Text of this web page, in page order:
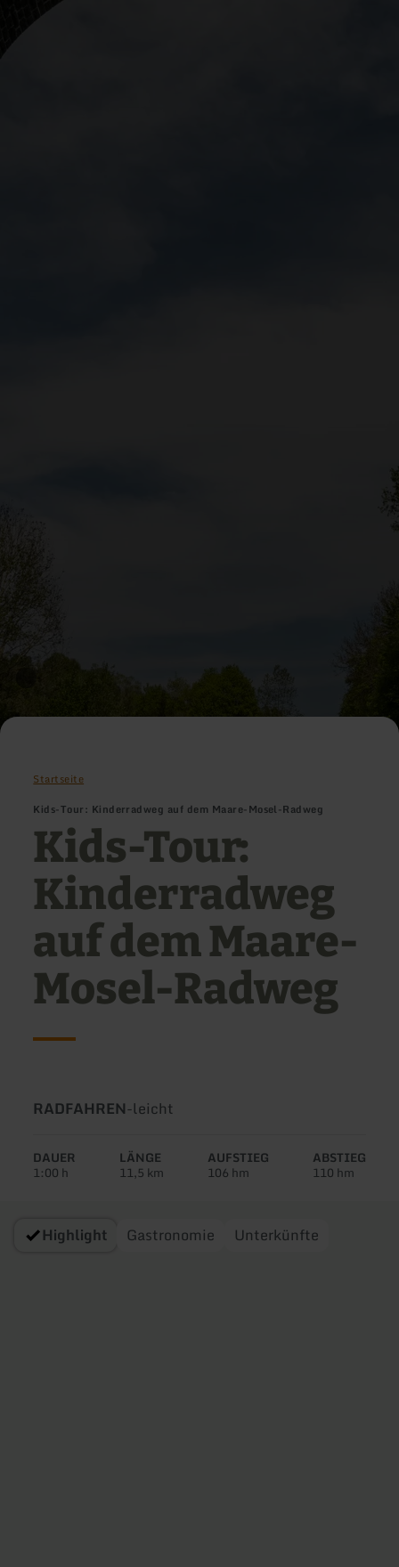
Startseite
Kids-Tour: Kinderradweg auf dem Maare-Mosel-Radweg
Kids-Tour:
Kinderradweg
auf dem Maare-
Mosel-Radweg
Art
Tour:
RADFAHREN-Schwierigkeit:
leicht
DAUER
1:00 h
LÄNGE
11,5 km
AUFSTIEG
106 hm
ABSTIEG
110 hm
Highlight Gastronomie Unterkünfte